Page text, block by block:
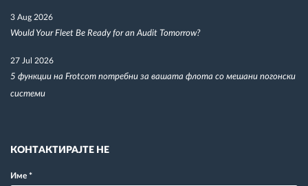
3 Aug 2026
Would Your Fleet Be Ready for an Audit Tomorrow?
27 Jul 2026
5 функции на Frotcom потребни за вашата флота со мешани погонски
системи
КОНТАКТИРАЈТЕ НЕ
Име *